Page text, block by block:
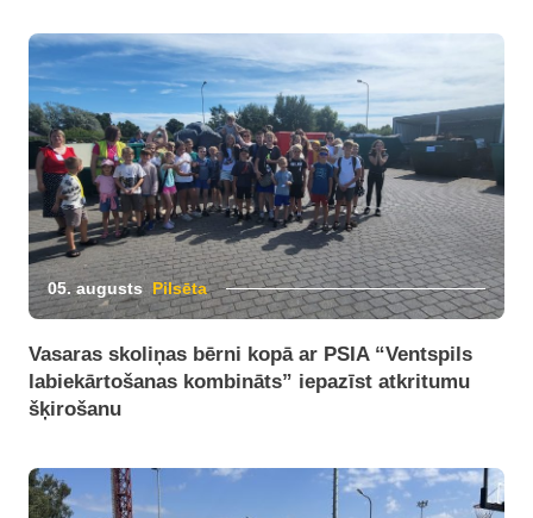
05. augusts Pilsēta
Vasaras skoliņas bērni kopā ar PSIA “Ventspils
labiekārtošanas kombināts” iepazīst atkritumu
šķirošanu